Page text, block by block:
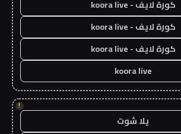
كورة لايف - koora live
كورة لايف - koora live
كورة لايف - koora live
koora live
!
يلا شوت